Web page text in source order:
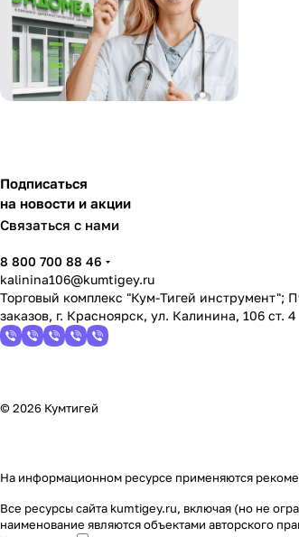
Подписаться
на новости и акции
Связаться с нами
8 800 700 88 46
kalinina106@kumtigey.ru
Торговый комплекс "Кум-Тигей инструмент";
заказов, г. Красноярск, ул. Калинина, 106 ст. 4
© 2026 Кумтигей
На информационном ресурсе применяются
Все ресурсы сайта kumtigey.ru, включая (но не
наименование являются объектами авторского